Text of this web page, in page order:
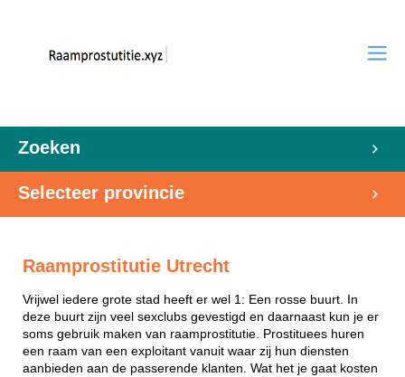
Zoeken
Selecteer provincie
Raamprostitutie Utrecht
Vrijwel iedere grote stad heeft er wel 1: Een rosse buurt. In
deze buurt zijn veel sexclubs gevestigd en daarnaast kun je er
soms gebruik maken van raamprostitutie. Prostituees huren
een raam van een exploitant vanuit waar zij hun diensten
aanbieden aan de passerende klanten. Wat het je gaat kosten